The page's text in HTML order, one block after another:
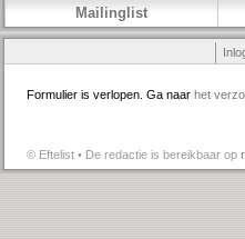
Mailinglist
Formulier is verlopen. Ga naar het
© Eftelist • De redactie is bereikbaar op